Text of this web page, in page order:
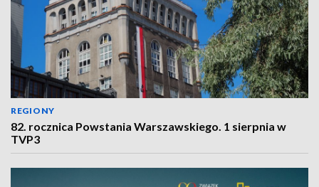
REGIONY
82. rocznica Powstania Warszawskiego. 1 sierpnia w
TVP3